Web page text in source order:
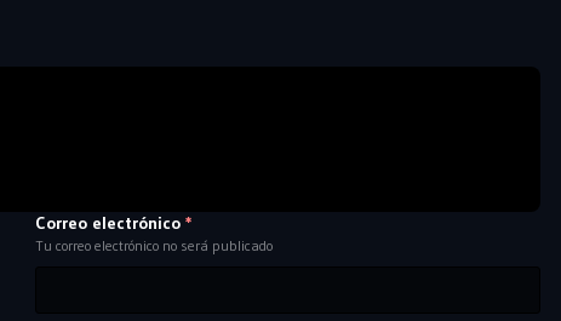
Correo electrónico *
Tu correo electrónico no será publicado